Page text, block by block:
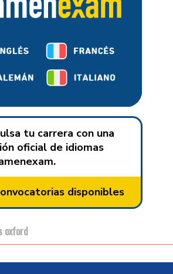
tu carrera con una
oficial de idiomas
disponibles
oxford